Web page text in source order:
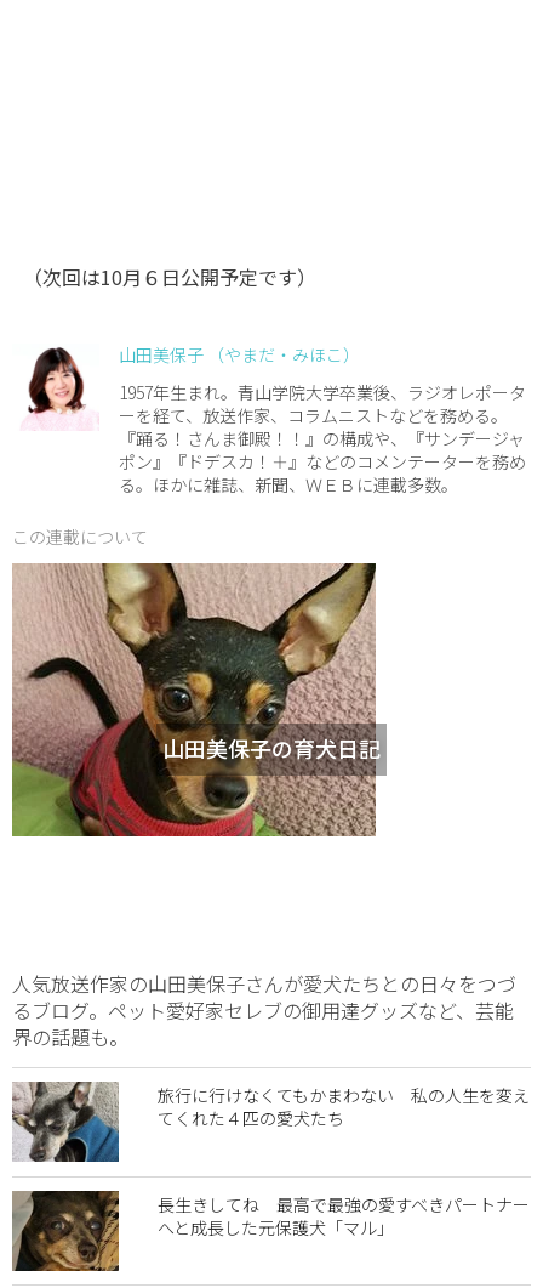
（次回は10月６日公開予定です）
山田美保子 （やまだ・みほこ）
1957年生まれ。青山学院大学卒業後、ラジオレポータ
ーを経て、放送作家、コラムニストなどを務める。
『踊る！さんま御殿！！』の構成や、『サンデージャ
ポン』『ドデスカ！＋』などのコメンテーターを務め
る。ほかに雑誌、新聞、ＷＥＢに連載多数。
この連載について
山田美保子の育犬日記
人気放送作家の山田美保子さんが愛犬たちとの日々をつづ
るブログ。ペット愛好家セレブの御用達グッズなど、芸能
界の話題も。
旅行に行けなくてもかまわない 私の人生を変え
てくれた４匹の愛犬たち
長生きしてね 最高で最強の愛すべきパートナー
へと成長した元保護犬「マル」